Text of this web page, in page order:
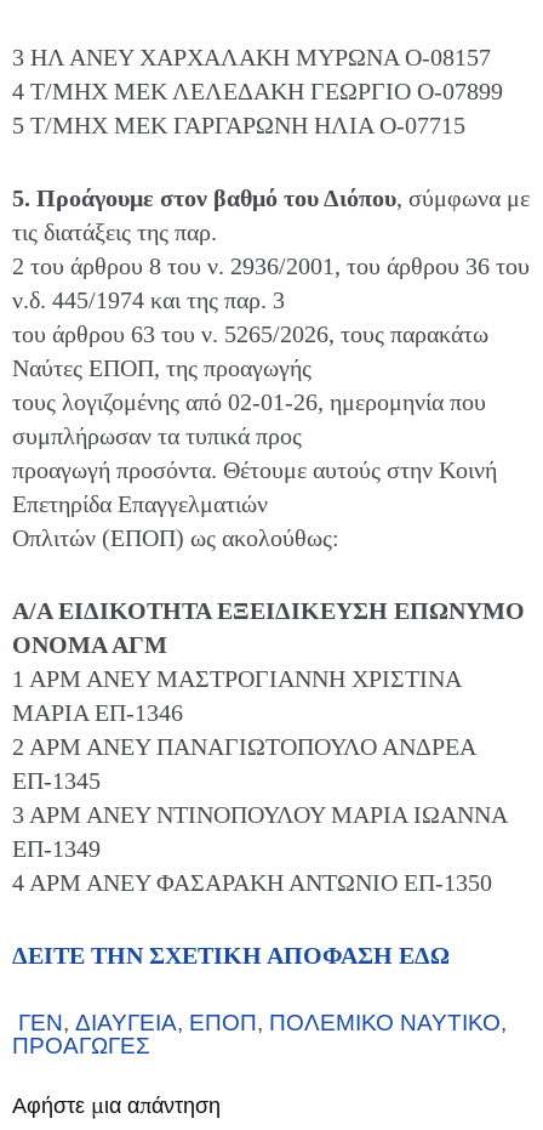
3 ΗΛ ΑΝΕΥ ΧΑΡΧΑΛΑΚΗ ΜΥΡΩΝΑ Ο-08157
4 Τ/ΜΗΧ ΜΕΚ ΛΕΛΕΔΑΚΗ ΓΕΩΡΓΙΟ Ο-07899
5 Τ/ΜΗΧ ΜΕΚ ΓΑΡΓΑΡΩΝΗ ΗΛΙΑ Ο-07715
5. Προάγουμε στον βαθμό του Διόπου, σύμφωνα με
τις διατάξεις της παρ.
2 του άρθρου 8 του ν. 2936/2001, του άρθρου 36 του
ν.δ. 445/1974 και της παρ. 3
του άρθρου 63 του ν. 5265/2026, τους παρακάτω
Ναύτες ΕΠΟΠ, της προαγωγής
τους λογιζομένης από 02-01-26, ημερομηνία που
συμπλήρωσαν τα τυπικά προς
προαγωγή προσόντα. Θέτουμε αυτούς στην Κοινή
Επετηρίδα Επαγγελματιών
Οπλιτών (ΕΠΟΠ) ως ακολούθως:
Α/Α ΕΙΔΙΚΟΤΗΤΑ ΕΞΕΙΔΙΚΕΥΣΗ ΕΠΩΝΥΜΟ
ΟΝΟΜΑ ΑΓΜ
1 ΑΡΜ ΑΝΕΥ ΜΑΣΤΡΟΓΙΑΝΝΗ ΧΡΙΣΤΙΝΑ
ΜΑΡΙΑ ΕΠ-1346
2 ΑΡΜ ΑΝΕΥ ΠΑΝΑΓΙΩΤΟΠΟΥΛΟ ΑΝΔΡΕΑ
ΕΠ-1345
3 ΑΡΜ ΑΝΕΥ ΝΤΙΝΟΠΟΥΛΟΥ ΜΑΡΙΑ ΙΩΑΝΝΑ
ΕΠ-1349
4 ΑΡΜ ΑΝΕΥ ΦΑΣΑΡΑΚΗ ΑΝΤΩΝΙΟ ΕΠ-1350
ΔΕΙΤΕ ΤΗΝ ΣΧΕΤΙΚΗ ΑΠΟΦΑΣΗ ΕΔΩ
ΓΕΝ, ΔΙΑΥΓΕΙΑ, ΕΠΟΠ, ΠΟΛΕΜΙΚΟ ΝΑΥΤΙΚΟ,
ΠΡΟΑΓΩΓΕΣ
Αφήστε μια απάντηση